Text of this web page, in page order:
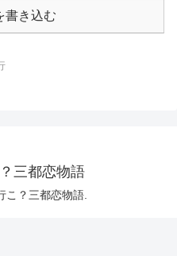
書き込む
三都恋物語
こ？三都恋物語.